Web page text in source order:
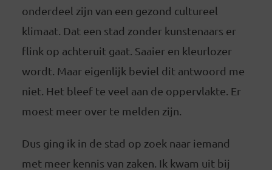
onderdeel zijn van een gezond cultureel
klimaat. Dat een stad zonder kunstenaars er
flink op achteruit gaat. Saaier en kleurlozer
wordt. Maar eigenlijk beviel dit antwoord me
niet. Het bleef te veel aan de oppervlakte. Er
moest meer over te melden zijn.
Dus ging ik in de stad op zoek naar iemand
met meer kennis van zaken. Ik kwam uit bij